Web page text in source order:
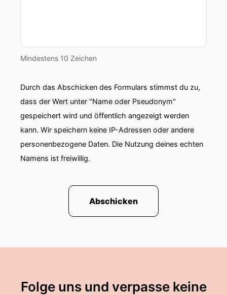
Mindestens 10 Zeichen
Durch das Abschicken des Formulars stimmst du zu,
dass der Wert unter "Name oder Pseudonym"
gespeichert wird und öffentlich angezeigt werden
kann. Wir speichern keine IP-Adressen oder andere
personenbezogene Daten. Die Nutzung deines echten
Namens ist freiwillig.
Abschicken
Folge uns und verpasse keine